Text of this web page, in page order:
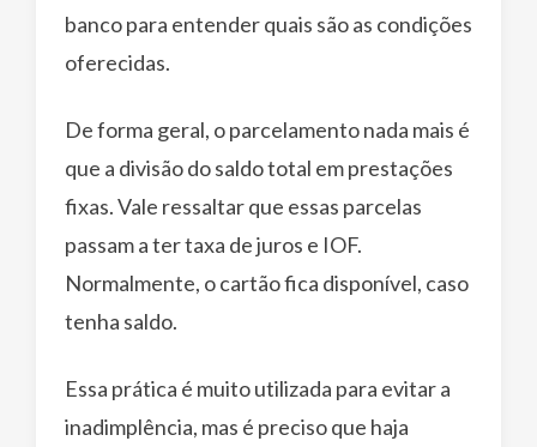
banco para entender quais são as condições
oferecidas.
De forma geral, o parcelamento nada mais é
que a divisão do saldo total em prestações
fixas. Vale ressaltar que essas parcelas
passam a ter taxa de juros e IOF.
Normalmente, o cartão fica disponível, caso
tenha saldo.
Essa prática é muito utilizada para evitar a
inadimplência, mas é preciso que haja